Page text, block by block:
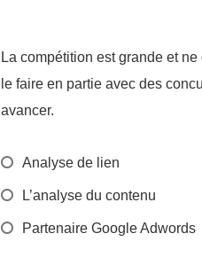
La compétition est grande et
le faire en partie avec des
avancer.
Analyse de lien
L’analyse du contenu
Partenaire Google Adwords